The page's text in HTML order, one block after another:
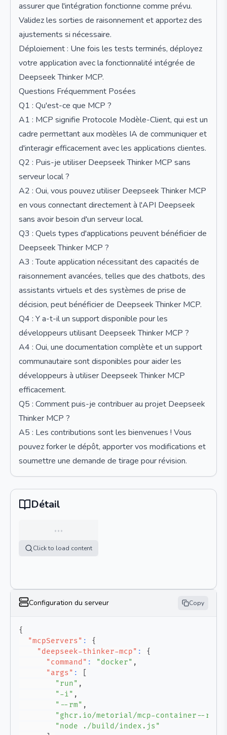
assurer que l'intégration fonctionne comme prévu.
Validez les sorties de raisonnement et apportez des
ajustements si nécessaire.
Déploiement : Une fois les tests terminés, déployez
votre application avec la fonctionnalité intégrée de
Deepseek Thinker MCP.
Questions Fréquemment Posées
Q1 : Qu'est-ce que MCP ?
A1 : MCP signifie Protocole Modèle-Client, qui est un
cadre permettant aux modèles IA de communiquer et
d'interagir efficacement avec les applications clientes.
Q2 : Puis-je utiliser Deepseek Thinker MCP sans
serveur local ?
A2 : Oui, vous pouvez utiliser Deepseek Thinker MCP
en vous connectant directement à l'API Deepseek
sans avoir besoin d'un serveur local.
Q3 : Quels types d'applications peuvent bénéficier de
Deepseek Thinker MCP ?
A3 : Toute application nécessitant des capacités de
raisonnement avancées, telles que des chatbots, des
assistants virtuels et des systèmes de prise de
décision, peut bénéficier de Deepseek Thinker MCP.
Q4 : Y a-t-il un support disponible pour les
développeurs utilisant Deepseek Thinker MCP ?
A4 : Oui, une documentation complète et un support
communautaire sont disponibles pour aider les
développeurs à utiliser Deepseek Thinker MCP
efficacement.
Q5 : Comment puis-je contribuer au projet Deepseek
Thinker MCP ?
A5 : Les contributions sont les bienvenues ! Vous
pouvez forker le dépôt, apporter vos modifications et
soumettre une demande de tirage pour révision.
Détail
…
Click to load content
Configuration du serveur Copy
{
"mcpServers" :
{
"deepseek-thinker-mcp" :
{
"command" : "docker" ,
"args" :
"run" ,
"-i" ,
"--rm" ,
"ghcr.io/metorial/mcp-container--
"node ./build/index.js"